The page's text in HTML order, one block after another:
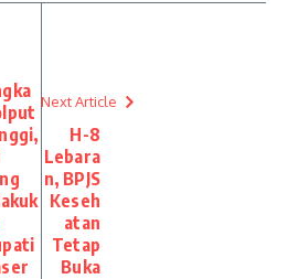
Next Article
H-8
Lebara
n, BPJS
Keseh
atan
Tetap
Buka